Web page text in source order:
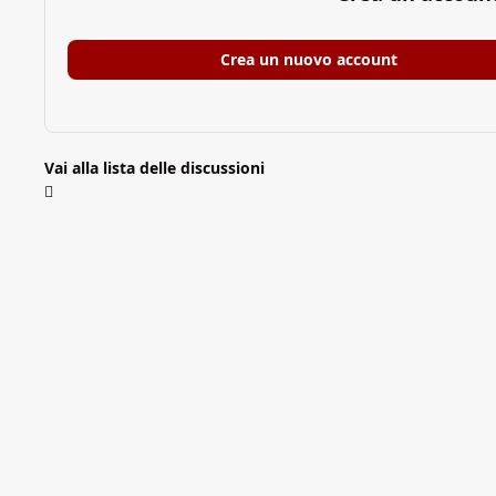
Crea un nuovo account
Vai alla lista delle discussioni